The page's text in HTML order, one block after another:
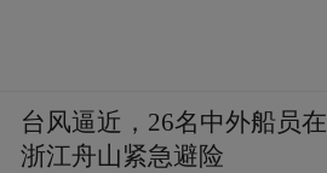
台风逼近，26名中外船员在
浙江舟山紧急避险